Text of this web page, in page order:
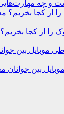
و چه مهارت‌هایی
را از کجا
بین